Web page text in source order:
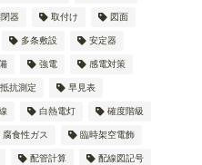
器 取付け 図面
多条敷設 安定器
強電 感電対策
抗測定 早見表
白熱電灯 確度階級
腐食性ガス 臨時架空電飾
配管計算 配線図記号